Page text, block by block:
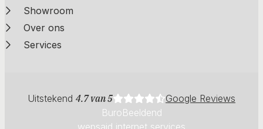
Showroom
Over ons
Services
Uitstekend 4.7 van 5
Google Reviews
BuroBeeldend
wepsaid internet services